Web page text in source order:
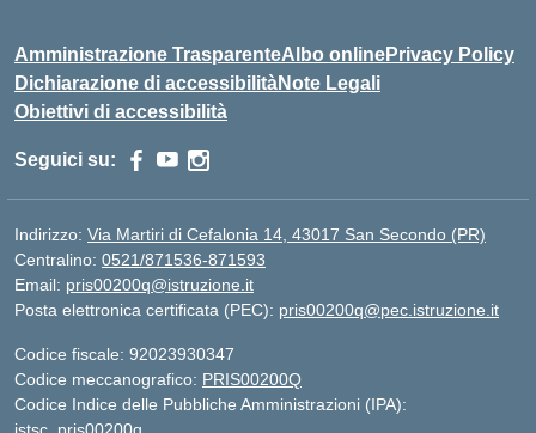
Amministrazione TrasparenteAlbo onlinePrivacy Policy
Dichiarazione di accessibilitàNote Legali
Obiettivi di accessibilità
Seguici su:
Indirizzo: Via Martiri di Cefalonia 14, 43017 San Secondo (PR)
Centralino: 0521/871536-871593
Email: pris00200q@istruzione.it
Posta elettronica certificata (PEC): pris00200q@pec.istruzione.it
Codice fiscale: 92023930347
Codice meccanografico: PRIS00200Q
Codice Indice delle Pubbliche Amministrazioni (IPA):